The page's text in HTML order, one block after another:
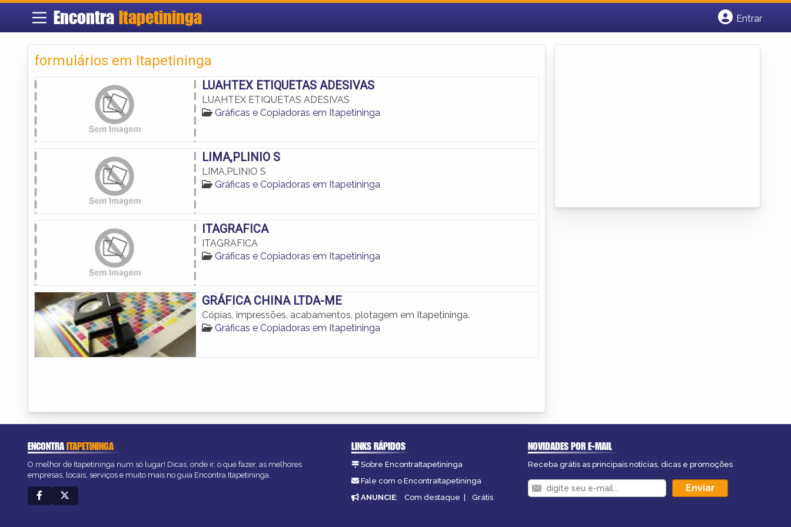
Encontra Itapetininga
Entrar
formulários em Itapetininga
LUAHTEX ETIQUETAS ADESIVAS
LUAHTEX ETIQUETAS ADESIVAS
Gráficas e Copiadoras em Itapetininga
LIMA,PLINIO S
LIMA,PLINIO S
Gráficas e Copiadoras em Itapetininga
ITAGRAFICA
ITAGRAFICA
Gráficas e Copiadoras em Itapetininga
GRÁFICA CHINA LTDA-ME
Cópias, impressões, acabamentos, plotagem em Itapetininga.
Gráficas e Copiadoras em Itapetininga
ENCONTRAITAPETININGA
O melhor de Itapetininga num só lugar! Dicas, onde ir, o que fazer, as melhores
empresas, locais, serviços e muito mais no guia Encontra Itapetininga.
LINKS RÁPIDOS
Sobre EncontraItapetininga
Fale com o EncontraItapetininga
ANUNCIE: Com destaque | Grátis
NOVIDADES POR E-MAIL
Receba grátis as principais notícias, dicas e promoções